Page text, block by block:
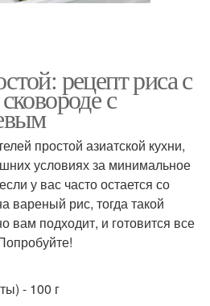
рецепт риса с
с
простой азиатской кухни,
условиях за минимальное
у вас часто остается со
вареный рис, тогда такой
вам подходит, и готовится все
- 100 г